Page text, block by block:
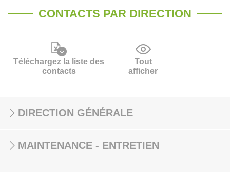
CONTACTS PAR DIRECTION
Téléchargez la liste des
contacts
Tout
afficher
DIRECTION GÉNÉRALE
MAINTENANCE - ENTRETIEN